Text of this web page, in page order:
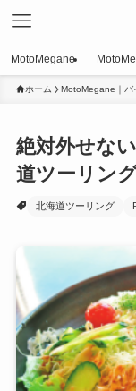
MotoMegane
ホーム MotoMegane｜バ
絶対外せな
道ツーリン
北海道ツーリング